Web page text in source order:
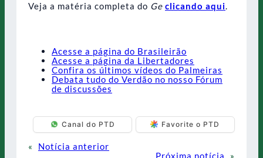
Veja a matéria completa do Ge clicando aqui.
Acesse a página do Brasileirão
Acesse a página da Libertadores
Confira os últimos vídeos do Palmeiras
Debata tudo do Verdão no nosso Fórum
de discussões
Canal do PTD Favorite o PTD
«
Notícia anterior
Próxima notícia
»